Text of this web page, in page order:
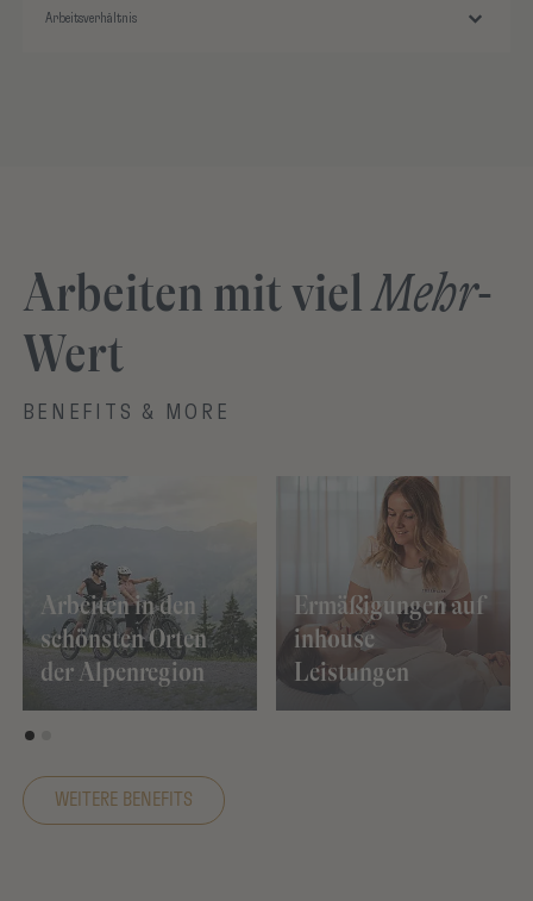
Arbeiten mit vielMehr-
Wert
BENEFITS & MORE
Arbeiten in den
schönsten Orten
der Alpenregion
Ermäßigungen auf
inhouse
Leistungen
WEITERE BENEFITS